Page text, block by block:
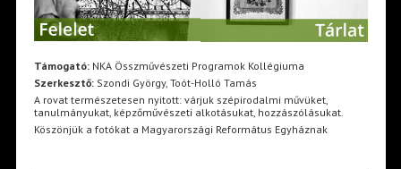
Támogató:NKA Összművészeti Programok Kollégiuma
Szerkesztő:Szondi György, Toót-Holló Tamás
A rovat természetesen nyitott: várjuk szépirodalmi művüket,
tanulmányukat, képzőművészeti alkotásukat, hozzászólásukat.
Köszönjük a fotókat a Magyarországi Református Egyháznak